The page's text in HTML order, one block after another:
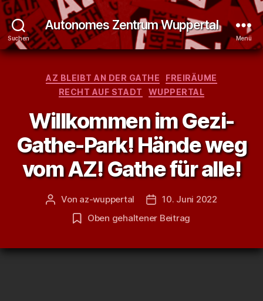
Suchen
Autonomes Zentrum Wuppertal
Menü
Kategorien
AZ BLEIBT AN DER GATHE
FREIRÄUME
RECHT AUF STADT
WUPPERTAL
Willkommen im Gezi-
Gathe-Park! Hände weg
vom AZ! Gathe für alle!
Beitragsautor
Von az-wuppertal Veröffentlichungsdatum
10. Juni 2022
Oben gehaltener Beitrag